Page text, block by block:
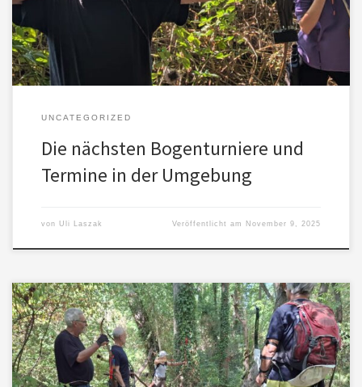
Spargelturnier 16.-18.10.2026 – VfS Maulbronn, Goldener Oktober
21./22.02.2026 – […]
UNCATEGORIZED
Die nächsten Bogenturniere und
Termine in der Umgebung
von Uli Laszak Veröffentlicht am November 9, 2025
Am Samstag ging es nach Massenbach – ist so ganz anders als auf